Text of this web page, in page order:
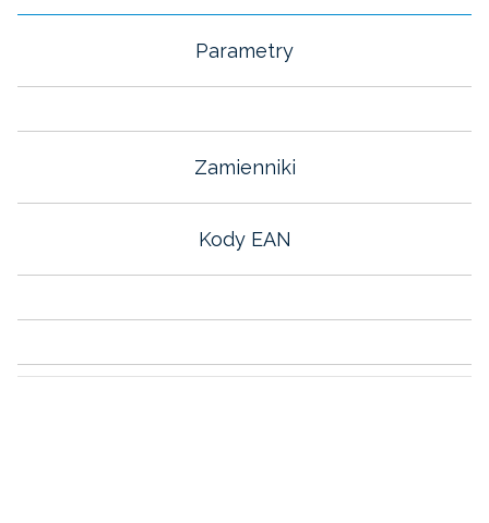
Parametry
Zamienniki
Kody EAN